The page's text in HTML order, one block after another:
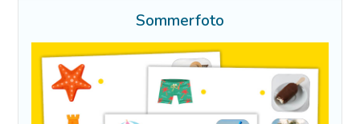
Sommerfoto